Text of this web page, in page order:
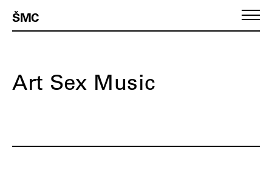
ŠMC
Art Sex Music